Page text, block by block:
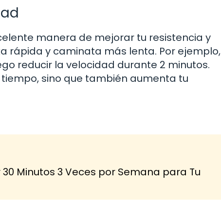
manera de mejorar tu resistencia y
rápida y caminata más lenta. Por ejemplo,
reducir la velocidad durante 2 minutos.
sino que también aumenta tu
Minutos 3 Veces por Semana para Tu